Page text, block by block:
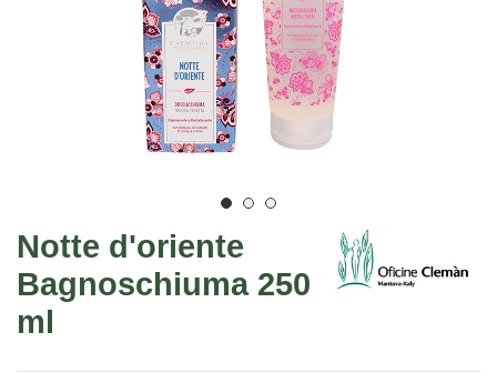
Notte d'oriente
Bagnoschiuma 250
ml